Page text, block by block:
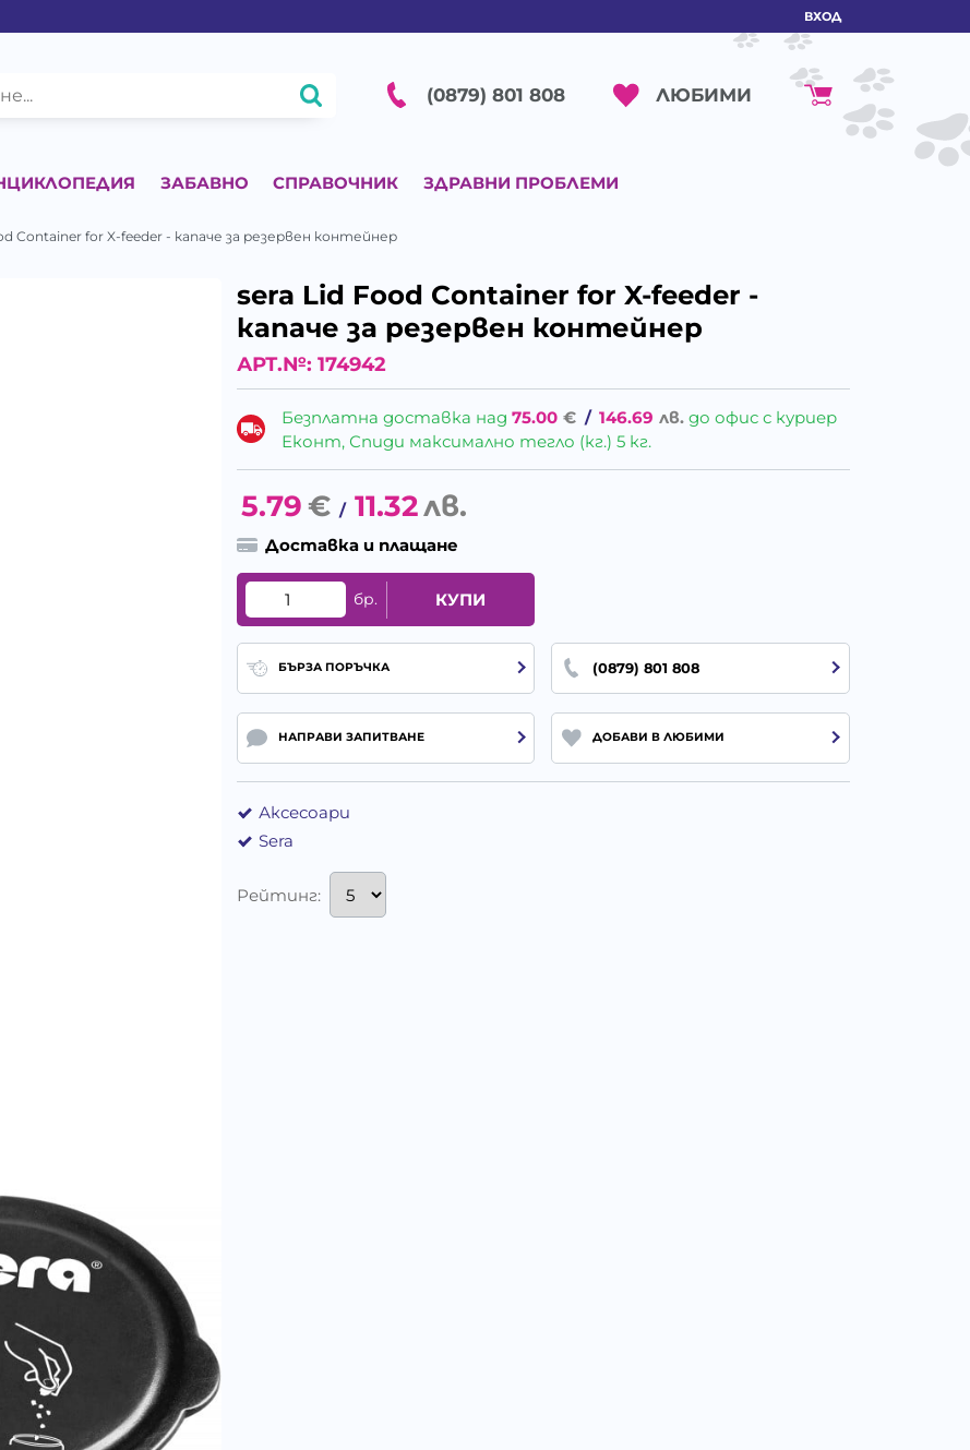
ВХОД
(0879) 801 808 ЛЮБИМИ
ЗАБАВНО СПРАВОЧНИК ЗДРАВНИ ПРОБЛЕМИ
Container for X-feeder - капаче за резервен контейнер
sera Lid Food Container for X-feeder -
капаче за резервен контейнер
АРТ.№: 174942
Безплатна доставка над75.00 € / 146.69 лв. до офис с куриер
Еконт, Спиди максимално тегло (кг.) 5 кг.
5.79€ / 11.32лв.
Доставка и плащане
бр. КУПИ
БЪРЗА ПОРЪЧКА (0879) 801 808
НАПРАВИ ЗАПИТВАНЕ ДОБАВИ В ЛЮБИМИ
Аксесоари
Sera
Рейтинг: